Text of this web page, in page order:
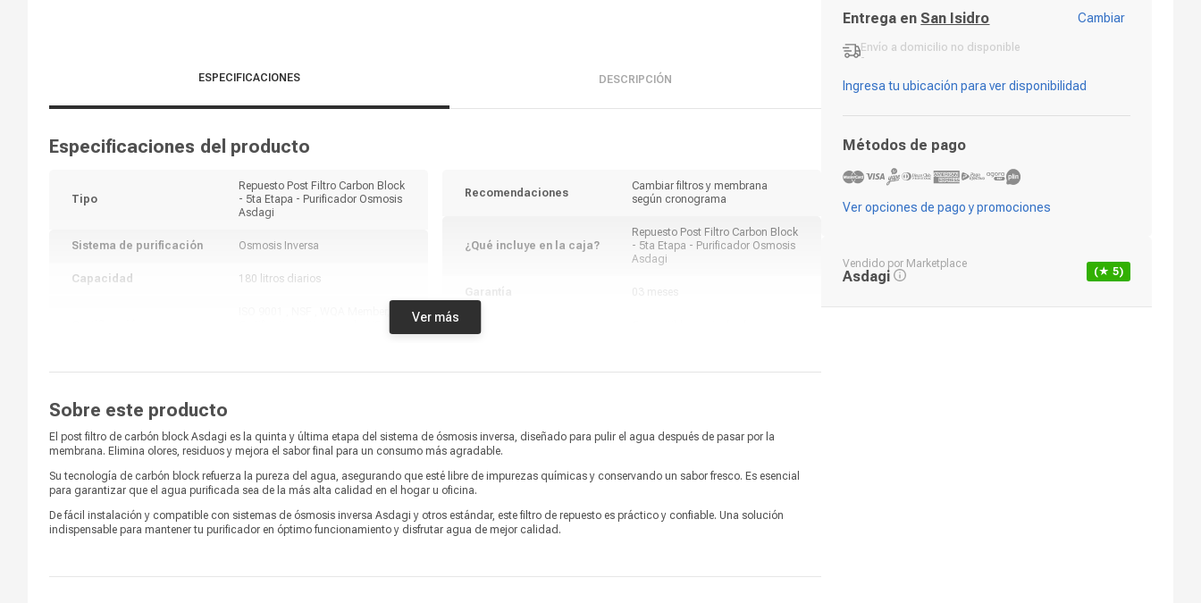
ESPECIFICACIONES DESCRIPCIÓN
Especificaciones del producto
Tipo
Repuesto Post Filtro Carbon Block
- 5ta Etapa - Purificador Osmosis
Asdagi
Sistema de purificación Osmosis Inversa
Capacidad 180 litros diarios
Presión de funcionamiento
Relación de residuos
absorbe algunos químicos
orgánicos dañinos que aún
pueden estar presentes.
Modo de uso Bajo Lavaplatos
Recomendaciones
Cambiar filtros y membrana
según cronograma
¿Qué incluye en la caja?
Repuesto Post Filtro Carbon Block
- 5ta Etapa - Purificador Osmosis
Asdagi
Ver más
Sobre este producto
El post filtro de carbón block Asdagi es la quinta y última etapa del sistema de ósmosis inversa, diseñado para pulir el agua después de pasar por la
membrana. Elimina olores, residuos y mejora el sabor final para un consumo más agradable.
Su tecnología de carbón block refuerza la pureza del agua, asegurando que esté libre de impurezas químicas y conservando un sabor fresco. Es esencial
para garantizar que el agua purificada sea de la más alta calidad en el hogar u oficina.
De fácil instalación y compatible con sistemas de ósmosis inversa Asdagi y otros estándar, este filtro de repuesto es práctico y confiable. Una solución
indispensable para mantener tu purificador en óptimo funcionamiento y disfrutar agua de mejor calidad.
Entrega en San Isidro Cambiar
Envío a domicilio no disponible
-
Ingresa tu ubicación para ver disponibilidad
Métodos de pago
Ver opciones de pago y promociones
Vendido por Marketplace
Asdagi (★ 5)